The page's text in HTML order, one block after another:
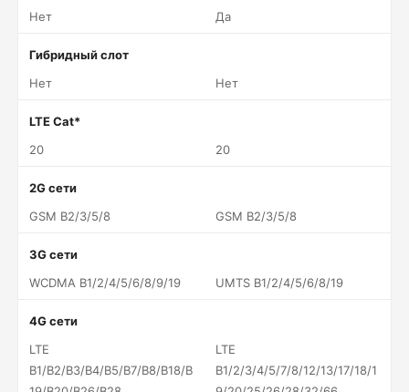
Нет
Да
Гибридный слот
Нет
Нет
LTE Cat*
20
20
2G сети
GSM B2/3/5/8
GSM B2/3/5/8
3G сети
WCDMA B1/2/4/5/6/8/9/19
UMTS B1/2/4/5/6/8/19
4G сети
LTE
B1/B2/B3/B4/B5/B7/B8/B18/B
LTE
B1/2/3/4/5/7/8/12/13/17/18/1